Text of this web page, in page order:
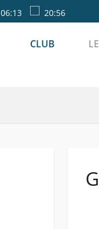
06:13 20:56
CLUB